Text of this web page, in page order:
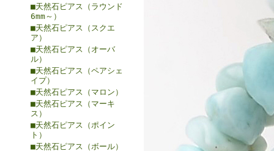
■天然石ピアス（ラウンド
6mm～）
■天然石ピアス（スクエ
ア）
■天然石ピアス（オーバ
ル）
■天然石ピアス（ペアシェ
イプ）
■天然石ピアス（マロン）
■天然石ピアス（マーキ
ス）
■天然石ピアス（ポイン
ト）
■天然石ピアス（ボール）